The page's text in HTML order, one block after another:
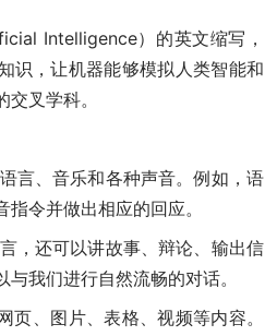
Intelligence）的英文缩写，
识，让机器能够模拟人类智能和
叉学科。
言、音乐和各种声音。例如，语
令并做出相应的回应。
，还可以讲故事、辩论、输出信
我们进行自然流畅的对话。
页、图片、表格、视频等内容。